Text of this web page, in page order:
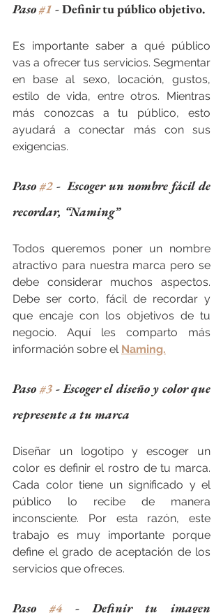
Paso #1 - Definir tu público objetivo.
Es importante saber a qué público
vas a ofrecer tus servicios. Segmentar
en base al sexo, locación, gustos,
estilo de vida, entre otros. Mientras
más conozcas a tu público, esto
ayudará a conectar más con sus
exigencias.
Paso #2 -  Escoger un nombre fácil de
recordar, “Naming”
Todos queremos poner un nombre
atractivo para nuestra marca pero se
debe considerar muchos aspectos.
Debe ser corto, fácil de recordar y
que encaje con los objetivos de tu
negocio. Aquí les comparto más
información sobre el Naming.
Paso #3 - Escoger el diseño y color que
represente a tu marca
Diseñar un logotipo y escoger un
color es definir el rostro de tu marca.
Cada color tiene un significado y el
público lo recibe de manera
inconsciente. Por esta razón, este
trabajo es muy importante porque
define el grado de aceptación de los
servicios que ofreces.
Paso #4 - Definir tu imagen